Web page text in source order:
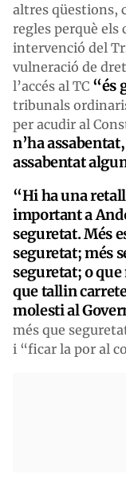
altres qüestions,
regles perquè els
intervenció del
vulneració de
l’accés al TC “és
tribunals
per acudir al
n’ha
assabentat
“Hi ha una
important a
seguretat. Més
seguretat; més
seguretat; o
que tallin
molesti al
més que
i “ficar la por al